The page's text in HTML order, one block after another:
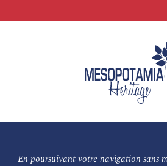
En poursuivant votre navigation sans